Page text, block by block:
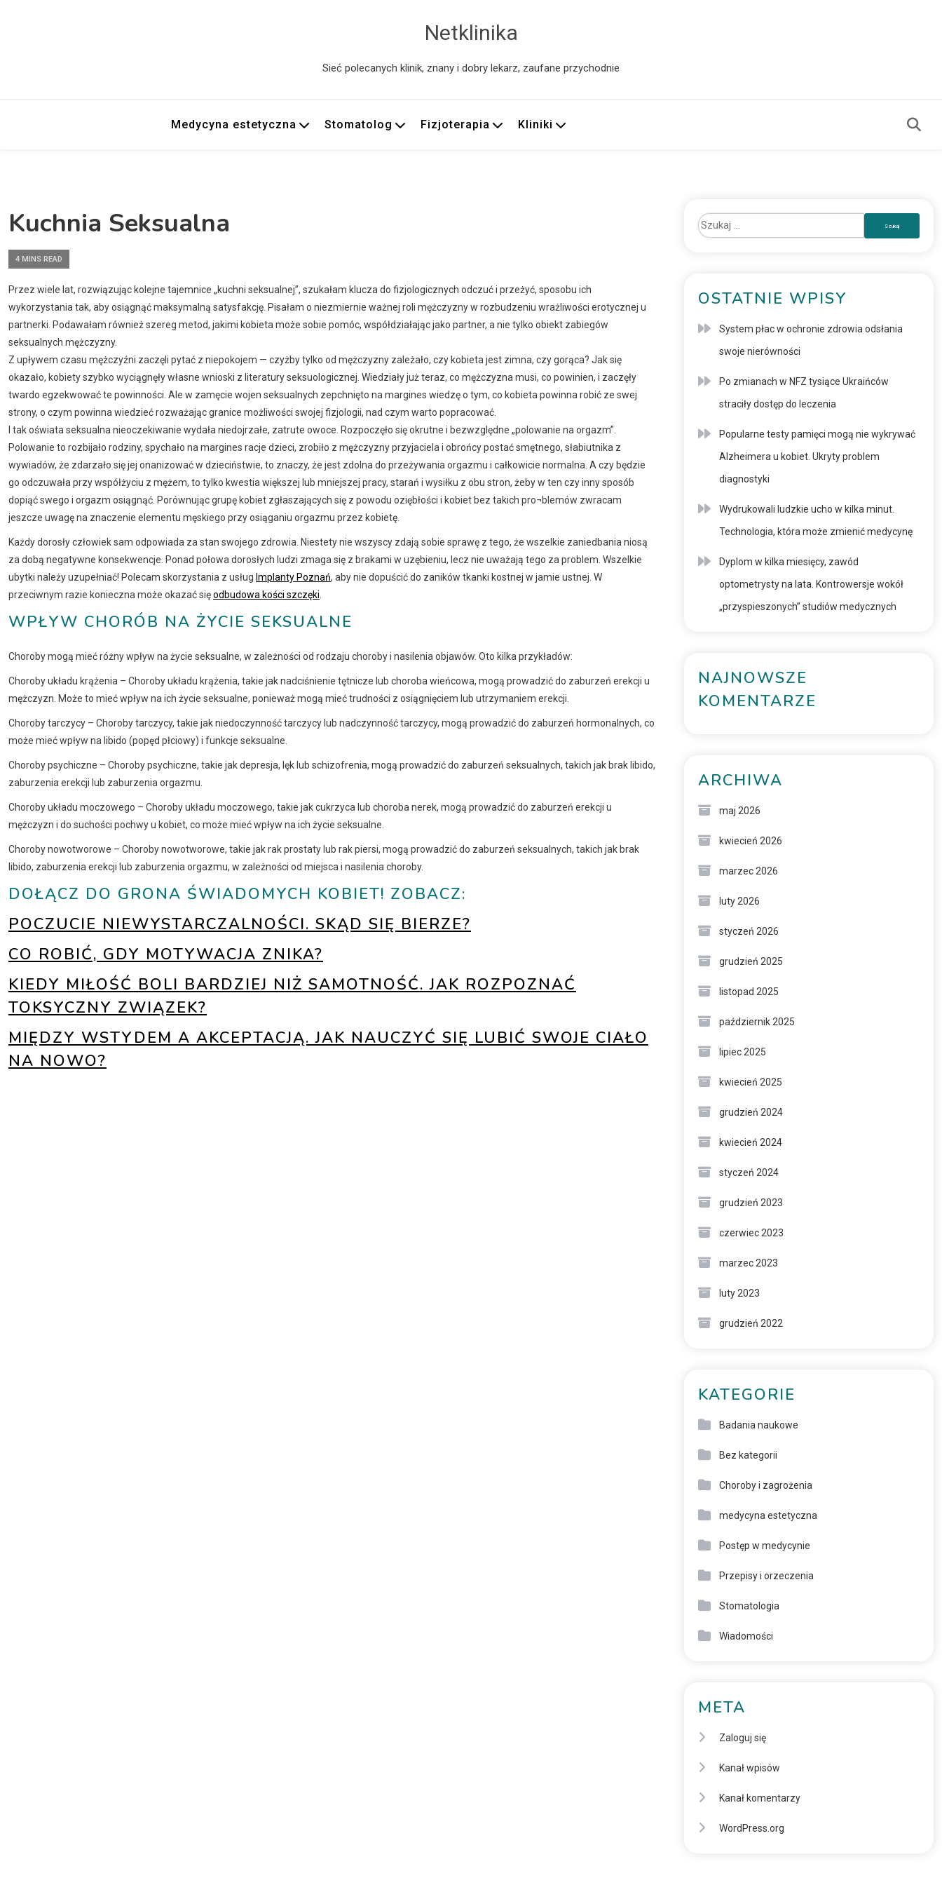
Netklinika
Sieć polecanych klinik, znany i dobry lekarz, zaufane przychodnie
Medycyna estetyczna Stomatolog Fizjoterapia Kliniki
Kuchnia Seksualna
4 MINS READ
Przez wiele lat, rozwiązując kolejne tajemnice „kuchni seksualnej”, szukałam klucza do fizjologicznych odczuć i przeżyć, sposobu ich
wykorzystania tak, aby osiągnąć maksymalną satysfakcję. Pisałam o niezmiernie ważnej roli mężczyzny w rozbudzeniu wrażliwości erotycznej u
partnerki. Podawałam również szereg metod, jakimi kobieta może sobie pomóc, współdziałając jako partner, a nie tylko obiekt zabiegów
seksualnych mężczyzny.
Z upływem czasu mężczyźni zaczęli pytać z niepokojem — czyżby tylko od mężczyzny zależało, czy kobieta jest zimna, czy gorąca? Jak się
okazało, kobiety szybko wyciągnęły własne wnioski z literatury seksuologicznej. Wiedziały już teraz, co mężczyzna musi, co powinien, i zaczęły
twardo egzekwować te powinności. Ale w zamęcie wojen seksualnych zepchnięto na margines wiedzę o tym, co kobieta powinna robić ze swej
strony, o czym powinna wiedzieć rozważając granice możliwości swojej fizjologii, nad czym warto popracować.
I tak oświata seksualna nieoczekiwanie wydała niedojrzałe, zatrute owoce. Rozpoczęło się okrutne i bezwzględne „polowanie na orgazm”.
Polowanie to rozbijało rodziny, spychało na margines racje dzieci, zrobiło z mężczyzny przyjaciela i obrońcy postać smętnego, słabiutnika z
wywiadów, że zdarzało się jej onanizować w dzieciństwie, to znaczy, że jest zdolna do przeżywania orgazmu i całkowicie normalna. A czy będzie
go odczuwała przy współżyciu z mężem, to tylko kwestia większej lub mniejszej pracy, starań i wysiłku z obu stron, żeby w ten czy inny sposób
dopiąć swego i orgazm osiągnąć. Porównując grupę kobiet zgłaszających się z powodu oziębłości i kobiet bez takich pro¬blemów zwracam
jeszcze uwagę na znaczenie elementu męskiego przy osiąganiu orgazmu przez kobietę.
Każdy dorosły człowiek sam odpowiada za stan swojego zdrowia. Niestety nie wszyscy zdają sobie sprawę z tego, że wszelkie zaniedbania niosą
za dobą negatywne konsekwencje. Ponad połowa dorosłych ludzi zmaga się z brakami w uzębieniu, lecz nie uważają tego za problem. Wszelkie
ubytki należy uzupełniać! Polecam skorzystania z usług Implanty Poznań, aby nie dopuścić do zaników tkanki kostnej w jamie ustnej. W
przeciwnym razie konieczna może okazać sięodbudowa kości szczęki
WPŁYW CHORÓB NA ŻYCIE SEKSUALNE
Choroby mogą mieć różny wpływ na życie seksualne, w zależności od rodzaju choroby i nasilenia objawów. Oto kilka przykładów:
Choroby układu krążenia – Choroby układu krążenia, takie jak nadciśnienie tętnicze lub choroba wieńcowa, mogą prowadzić do zaburzeń erekcji u
mężczyzn. Może to mieć wpływ na ich życie seksualne, ponieważ mogą mieć trudności z osiągnięciem lub utrzymaniem erekcji.
Choroby tarczycy – Choroby tarczycy, takie jak niedoczynność tarczycy lub nadczynność tarczycy, mogą prowadzić do zaburzeń hormonalnych, co
może mieć wpływ na libido (popęd płciowy) i funkcje seksualne.
Choroby psychiczne – Choroby psychiczne, takie jak depresja, lęk lub schizofrenia, mogą prowadzić do zaburzeń seksualnych, takich jak brak libido,
zaburzenia erekcji lub zaburzenia orgazmu.
Choroby układu moczowego – Choroby układu moczowego, takie jak cukrzyca lub choroba nerek, mogą prowadzić do zaburzeń erekcji u
mężczyzn i do suchości pochwy u kobiet, co może mieć wpływ na ich życie seksualne.
Choroby nowotworowe – Choroby nowotworowe, takie jak rak prostaty lub rak piersi, mogą prowadzić do zaburzeń seksualnych, takich jak brak
libido, zaburzenia erekcji lub zaburzenia orgazmu, w zależności od miejsca i nasilenia choroby.
DOŁĄCZ DO GRONA ŚWIADOMYCH KOBIET! ZOBACZ:
POCZUCIE NIEWYSTARCZALNOŚCI. SKĄD SIĘ BIERZE?
CO ROBIĆ, GDY MOTYWACJA ZNIKA?
KIEDY MIŁOŚĆ BOLI BARDZIEJ NIŻ SAMOTNOŚĆ. JAK ROZPOZNAĆ
TOKSYCZNY ZWIĄZEK?
MIĘDZY WSTYDEM A AKCEPTACJĄ. JAK NAUCZYĆ SIĘ LUBIĆ SWOJE CIAŁO
NA NOWO?
OSTATNIE WPISY
System płac w ochronie zdrowia odsłania
swoje nierówności
Po zmianach w NFZ tysiące Ukraińców
straciły dostęp do leczenia
Popularne testy pamięci mogą nie wykrywać
Alzheimera u kobiet. Ukryty problem
diagnostyki
Wydrukowali ludzkie ucho w kilka minut.
Technologia, która może zmienić medycynę
Dyplom w kilka miesięcy, zawód
optometrysty na lata. Kontrowersje wokół
„przyspieszonych” studiów medycznych
NAJNOWSZE
KOMENTARZE
ARCHIWA
maj 2026
kwiecień 2026
marzec 2026
luty 2026
styczeń 2026
grudzień 2025
listopad 2025
październik 2025
lipiec 2025
kwiecień 2025
grudzień 2024
kwiecień 2024
styczeń 2024
grudzień 2023
czerwiec 2023
marzec 2023
luty 2023
grudzień 2022
KATEGORIE
Badania naukowe
Bez kategorii
Choroby i zagrożenia
medycyna estetyczna
Postęp w medycynie
Przepisy i orzeczenia
Stomatologia
Wiadomości
META
Zaloguj się
Kanał wpisów
Kanał komentarzy
WordPress.org